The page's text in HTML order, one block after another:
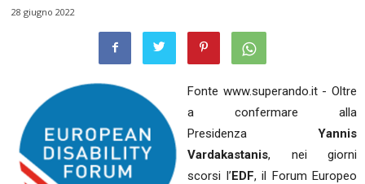
28 giugno 2022
Fonte www.superando.it - Oltre
a confermare alla
Presidenza Yannis
Vardakastanis, nei giorni
scorsi l’EDF, il Forum Europeo